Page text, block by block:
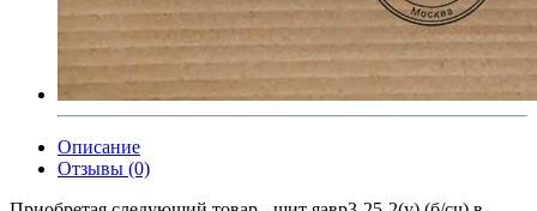
Описание
Отзывы (0)